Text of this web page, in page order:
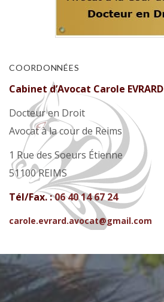
COORDONNÉES
Cabinet d’Avocat Carole EVRARD
Docteur en Droit
Avocat à la cour de Reims
1 Rue des Soeurs Étienne
51100 REIMS
Tél/Fax. :06 40 14 67 24
carole.evrard.avocat@gmail.com